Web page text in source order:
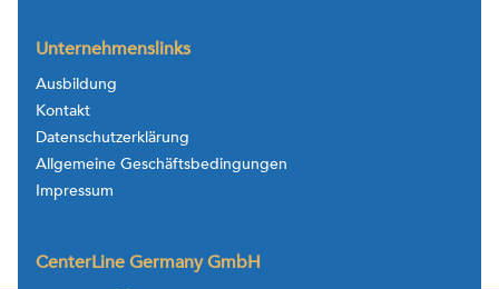
Unternehmenslinks
Ausbildung
Kontakt
Datenschutzerklärung
Allgemeine Geschäftsbedingungen
Impressum
CenterLine Germany GmbH